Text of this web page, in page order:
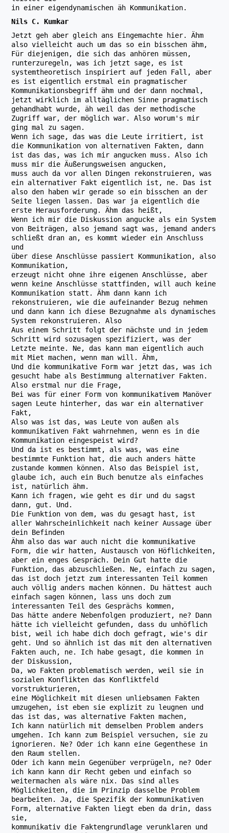
in einer eigendynamischen äh Kommunikation.
Nils C. Kumkar
Jetzt geh aber gleich ans Eingemachte hier. Ähm
also vielleicht auch um das so ein bisschen ähm,
Für diejenigen, die sich das anhören müssen,
runterzuregeln, was ich jetzt sage, es ist
systemtheoretisch inspiriert auf jeden Fall, aber
es ist eigentlich erstmal ein pragmatischer
Kommunikationsbegriff ähm und der dann nochmal,
jetzt wirklich im alltäglichen Sinne pragmatisch
gehandhabt wurde, äh weil das der methodische
Zugriff war, der möglich war. Also worum's mir
ging mal zu sagen.
Wenn ich sage, das was die Leute irritiert, ist
die Kommunikation von alternativen Fakten, dann
ist das das, was ich mir angucken muss. Also ich
muss mir die Äußerungsweisen angucken,
muss auch da vor allen Dingen rekonstruieren, was
ein alternativer Fakt eigentlich ist, ne. Das ist
also den haben wir gerade so ein bisschen an der
Seite liegen lassen. Das war ja eigentlich die
erste Herausforderung. Ähm das heißt,
Wenn ich mir die Diskussion angucke als ein System
von Beiträgen, also jemand sagt was, jemand anders
schließt dran an, es kommt wieder ein Anschluss
und
über diese Anschlüsse passiert Kommunikation, also
Kommunikation,
erzeugt nicht ohne ihre eigenen Anschlüsse, aber
wenn keine Anschlüsse stattfinden, will auch keine
Kommunikation statt. Ähm dann kann ich
rekonstruieren, wie die aufeinander Bezug nehmen
und dann kann ich diese Bezugnahme als dynamisches
System rekonstruieren. Also
Aus einem Schritt folgt der nächste und in jedem
Schritt wird sozusagen spezifiziert, was der
Letzte meinte. Ne, das kann man eigentlich auch
mit Miet machen, wenn man will. Ähm,
Und die kommunikative Form war jetzt das, was ich
gesucht habe als Bestimmung alternativer Fakten.
Also erstmal nur die Frage,
Bei was für einer Form von kommunikativem Manöver
sagen Leute hinterher, das war ein alternativer
Fakt,
Also was ist das, was Leute von außen als
kommunikativen Fakt wahrnehmen, wenn es in die
Kommunikation eingespeist wird?
Und da ist es bestimmt, als was, was eine
bestimmte Funktion hat, die auch anders hätte
zustande kommen können. Also das Beispiel ist,
glaube ich, auch ein Buch benutze als einfaches
ist, natürlich ähm.
Kann ich fragen, wie geht es dir und du sagst
dann, gut. Und.
Die Funktion von dem, was du gesagt hast, ist
aller Wahrscheinlichkeit nach keiner Aussage über
dein Befinden
Ähm also das war auch nicht die kommunikative
Form, die wir hatten, Austausch von Höflichkeiten,
aber ein enges Gespräch. Dein Gut hatte die
Funktion, das abzuschließen. Ne, einfach zu sagen,
das ist doch jetzt zum interessanten Teil kommen
auch völlig anders machen können. Du hättest auch
einfach sagen können, lass uns doch zum
interessanten Teil des Gesprächs kommen,
Das hätte andere Nebenfolgen produziert, ne? Dann
hätte ich vielleicht gefunden, dass du unhöflich
bist, weil ich habe dich doch gefragt, wie's dir
geht. Und so ähnlich ist das mit den alternativen
Fakten auch, ne. Ich habe gesagt, die kommen in
der Diskussion,
Da, wo Fakten problematisch werden, weil sie in
sozialen Konflikten das Konfliktfeld
vorstrukturieren,
eine Möglichkeit mit diesen unliebsamen Fakten
umzugehen, ist eben sie explizit zu leugnen und
das ist das, was alternative Fakten machen,
Ich kann natürlich mit demselben Problem anders
umgehen. Ich kann zum Beispiel versuchen, sie zu
ignorieren. Ne? Oder ich kann eine Gegenthese in
den Raum stellen.
Oder ich kann mein Gegenüber verprügeln, ne? Oder
ich kann kann dir Recht geben und einfach so
weitermachen als wäre nix. Das sind alles
Möglichkeiten, die im Prinzip dasselbe Problem
bearbeiten. Ja, die Spezifik der kommunikativen
Form, alternative Fakten liegt eben da drin, dass
sie,
kommunikativ die Faktengrundlage verunklaren und